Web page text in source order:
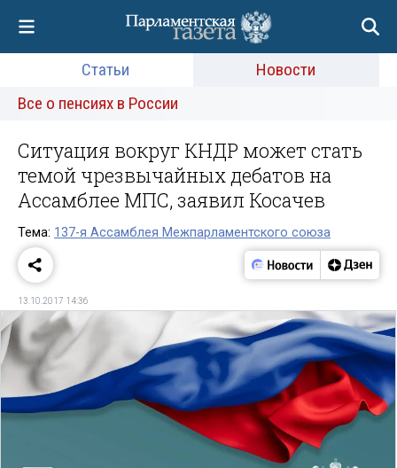
Статьи
Новости
Все о пенсиях в России
Ситуация вокруг КНДР может стать
темой чрезвычайных дебатов на
Ассамблее МПС, заявил Косачев
Тема: 137-я Ассамблея Межпарламентского союза
13.10.2017 14:36